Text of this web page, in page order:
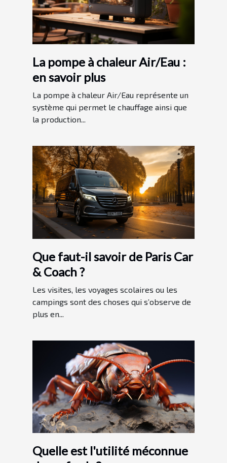
La pompe à chaleur Air/Eau :
en savoir plus
La pompe à chaleur Air/Eau représente un
système qui permet le chauffage ainsi que
la production...
Que faut-il savoir de Paris Car
& Coach ?
Les visites, les voyages scolaires ou les
campings sont des choses qui s’observe de
plus en...
Quelle est l'utilité méconnue